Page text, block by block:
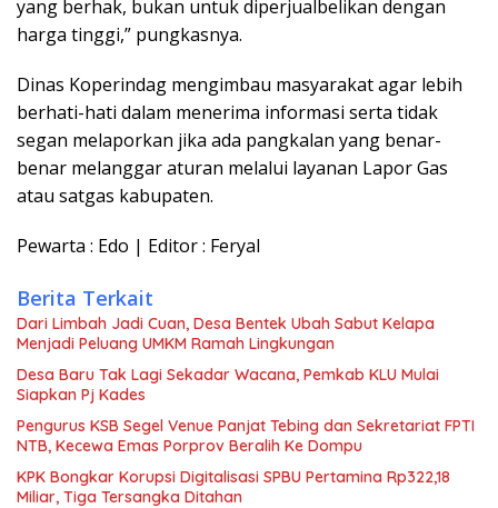
yang berhak, bukan untuk diperjualbelikan dengan
harga tinggi,” pungkasnya.
Dinas Koperindag mengimbau masyarakat agar lebih
berhati-hati dalam menerima informasi serta tidak
segan melaporkan jika ada pangkalan yang benar-
benar melanggar aturan melalui layanan Lapor Gas
atau satgas kabupaten.
Pewarta : Edo | Editor : Feryal
Berita Terkait
Dari Limbah Jadi Cuan, Desa Bentek Ubah Sabut Kelapa
Menjadi Peluang UMKM Ramah Lingkungan
Desa Baru Tak Lagi Sekadar Wacana, Pemkab KLU Mulai
Siapkan Pj Kades
Pengurus KSB Segel Venue Panjat Tebing dan Sekretariat FPTI
NTB, Kecewa Emas Porprov Beralih Ke Dompu
KPK Bongkar Korupsi Digitalisasi SPBU Pertamina Rp322,18
Miliar, Tiga Tersangka Ditahan